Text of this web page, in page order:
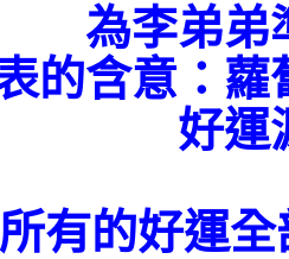
為李弟弟
的含意：
好運
有的好運